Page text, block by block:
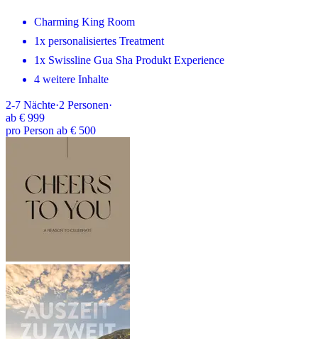
Charming King Room
1x personalisiertes Treatment
1x Swissline Gua Sha Produkt Experience
4 weitere Inhalte
2-7 Nächte·2 Personen·
ab € 999
pro Person ab € 500